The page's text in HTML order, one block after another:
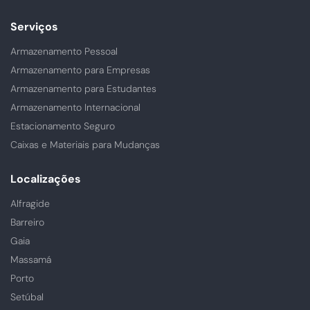
Serviços
Armazenamento Pessoal
Armazenamento para Empresas
Armazenamento para Estudantes
Armazenamento Internacional
Estacionamento Seguro
Caixas e Materiais para Mudanças
Localizações
Alfragide
Barreiro
Gaia
Massamá
Porto
Setúbal